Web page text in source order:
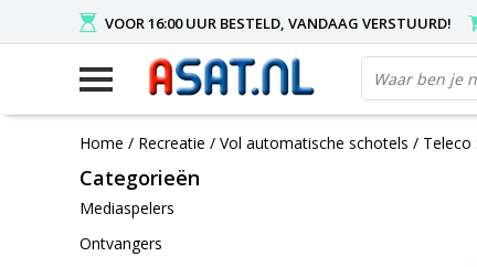
VOOR 16:00 UUR BESTELD, VANDAAG VERSTUURD!
Home / Recreatie / Vol automatische schotels / Teleco
Categorieën
Mediaspelers
Ontvangers